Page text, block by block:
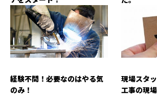
経験不問！必要なのはやる気
のみ！
現場スタ
工事の現